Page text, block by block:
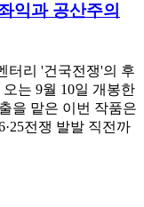
익과 공산주의
터리 '건국전쟁'의 후
는 9월 10일 개봉한
을 맡은 이번 작품은
전쟁 발발 직전까